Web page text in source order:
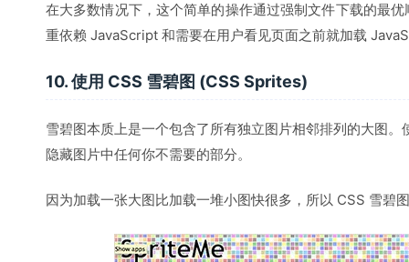
在大多数情况下，这个简单的操作通过强制文件下载的最
重依赖 JavaScript 和需要在用户看见页面之前就加载
10. 使用 CSS 雪碧图 (CSS Sprites)
雪碧图本质上是一个包含了所有独立图片相邻排列的大图
隐藏图片中任何你不需要的部分。
因为加载一张大图比加载一堆小图快很多，所以 CSS 雪碧